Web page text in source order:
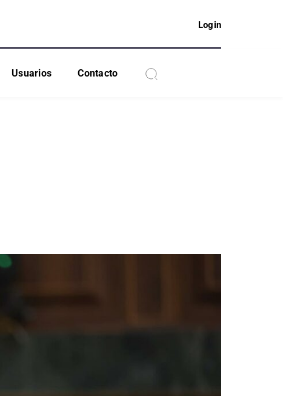
Login
Usuarios Contacto